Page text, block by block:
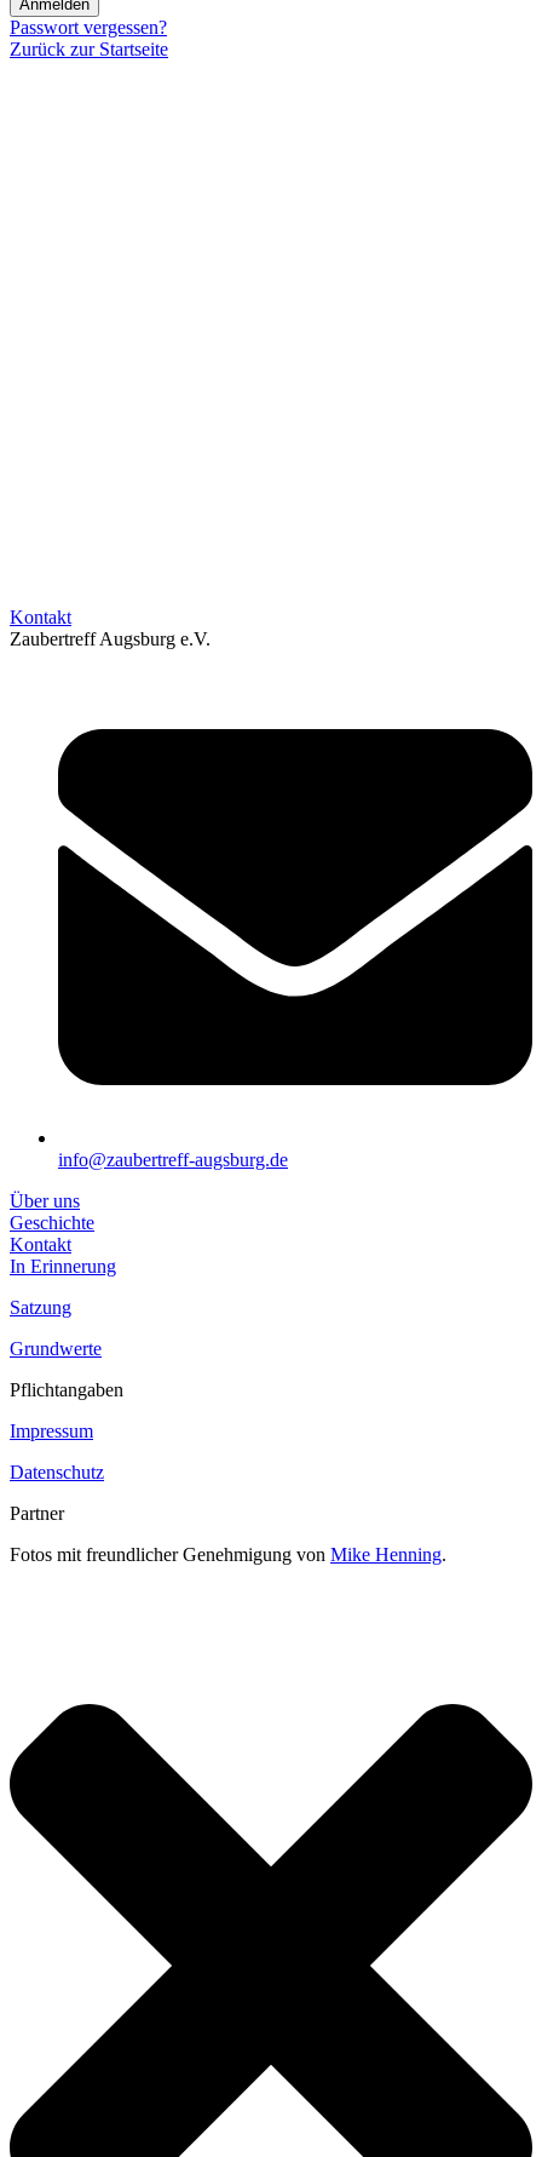
Anmelden
Passwort vergessen?
Zurück zur Startseite
Kontakt
Zaubertreff Augsburg e.V.
info@zaubertreff-augsburg.de
Über uns
Geschichte
Kontakt
In Erinnerung
Satzung
Grundwerte
Pflichtangaben
Impressum
Datenschutz
Partner
Fotos mit freundlicher Genehmigung von Mike Henning.